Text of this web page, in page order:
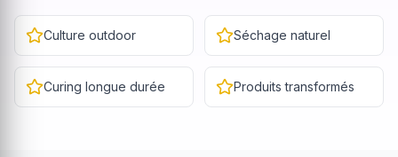
Culture outdoor Séchage naturel
Curing longue durée Produits transformés